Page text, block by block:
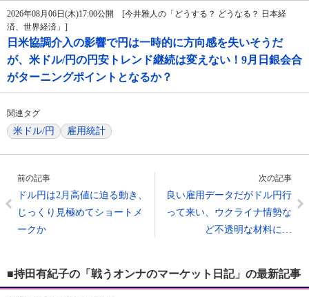
2026年08月06日(木)17:00公開 [今井雅人の「どうする？ どうなる？ 日本経
済、世界経済」]
日米協調介入の影響で円は一時的に方向感を失いそうだ
が、米ドル/円の円安トレンド継続は変えない！9月日銀会合
がターニングポイントとなるか？
関連タグ
米ドル/円 雇用統計
前の記事
ドル円は2月高値に迫る動き、
じっくり見極めてショートメ
ークか
次の記事
良い雇用データだがドル円行
って来い、ウクライナ情勢な
ど不透明な材料に…
■持田有紀子の「戦うオンナのマーケット日記」の最新記事